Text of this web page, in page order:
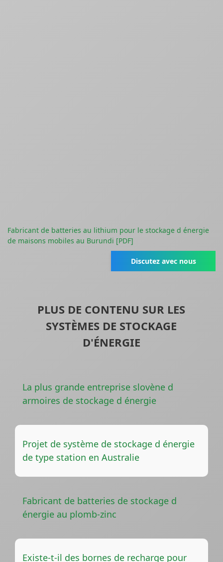
Fabricant de batteries au lithium pour le stockage d énergie
de maisons mobiles au Burundi [PDF]
Discutez avec nous
PLUS DE CONTENU SUR LES
SYSTÈMES DE STOCKAGE
D'ÉNERGIE
La plus grande entreprise slovène d
armoires de stockage d énergie
Projet de système de stockage d énergie
de type station en Australie
Fabricant de batteries de stockage d
énergie au plomb-zinc
Existe-t-il des bornes de recharge pour